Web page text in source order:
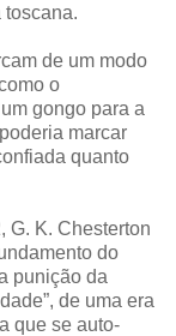
toscana.
de um modo
o
gongo para a
marcar
quanto
G. K. Chesterton
do
punição da
de uma era
que se auto-